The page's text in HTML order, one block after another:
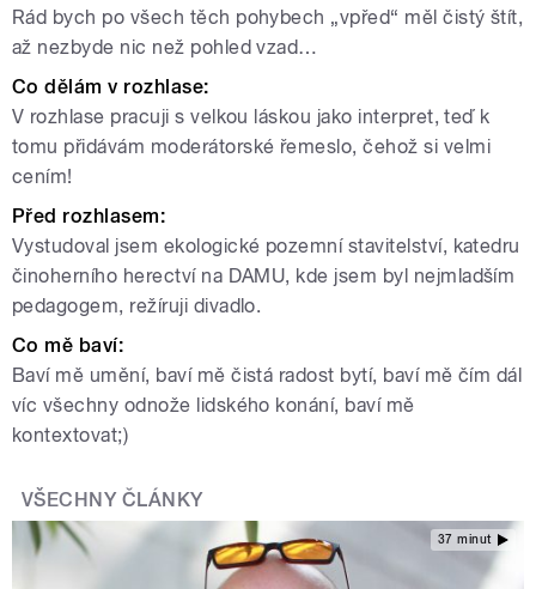
Rád bych po všech těch pohybech „vpřed“ měl čistý štít,
až nezbyde nic než pohled vzad…
Co dělám v rozhlase:
V rozhlase pracuji s velkou láskou jako interpret, teď k
tomu přidávám moderátorské řemeslo, čehož si velmi
cením!
Před rozhlasem:
Vystudoval jsem ekologické pozemní stavitelství, katedru
činoherního herectví na DAMU, kde jsem byl nejmladším
pedagogem, režíruji divadlo.
Co mě baví:
Baví mě umění, baví mě čistá radost bytí, baví mě čím dál
víc všechny odnože lidského konání, baví mě
kontextovat;)
VŠECHNY ČLÁNKY
37 minut